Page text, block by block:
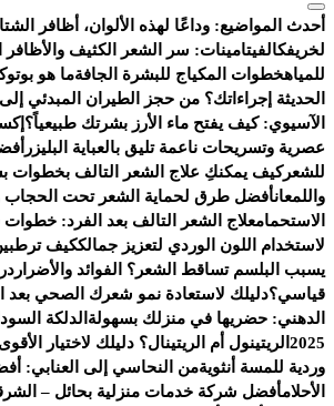
أحدث المواضيع: وداعًا لهذه الألوان، أظافر
لخريفكالفيتامينات: سر الشعر الكثيف والأظافر
للمياهخطوات المكياج للبشرة الجافةما هو
الحديثة إجراءاتك؟ من حجز الطيران المبدئي
الآسيوي: كيف يفتح ماء الأرز بشرتك طبيعياً؟
عصرية وتسريحات ناعمة تليق بالعباية البليزر
للشعركيف يمكنكِ علاج الشعر التالف بخطوات
واللمعانأفضل طرق لحماية الشعر تحت الحجاب
الاستحمامعلاج الشعر التالف بعد الفرد: خطوات
لاستخدام اللون الوردي لتعزيز جمالككيف
يسبب البلسم تساقط الشعر؟ الفوائد والأضرار
قياسي؟دليلك لاستعادة نمو شعرك الصحي بعد
الدهني: حضريها في منزلك بسهولة الدلكة
2025 الريتينول أم الريتينال؟ دليلك لاختيار
وردية للمسة أنثويةمن النحاسي إلى العنابي:
الأحلامأفضل شركة خدمات منزلية بحائل –